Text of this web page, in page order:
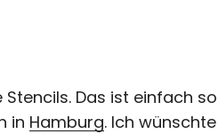
Stencils. Das ist einfach
in Hamburg. Ich